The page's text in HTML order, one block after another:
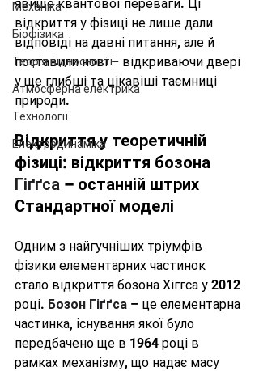
Механіка
Біофізика
Теорія відносності
Атмосферна електрика
Технології
Електродинаміка
явище квантової переваги. Ці
відкриття у фізиці не лише дали
відповіді на давні питання, але й
поставили нові – відкриваючи двері
у ще глибші та цікавіші таємниці
природи.
Відкриття у теоретичній
фізиці: відкриття бозона
Гіґґса – останній штрих
Стандартної моделі
Одним з найгучніших тріумфів
фізики елементарних частинок
стало відкриття бозона Хіггса у 2012
році. Бозон Гіґґса – це елементарна
частинка, існування якої було
передбачено ще в 1964 році в
рамках механізму, що надає масу